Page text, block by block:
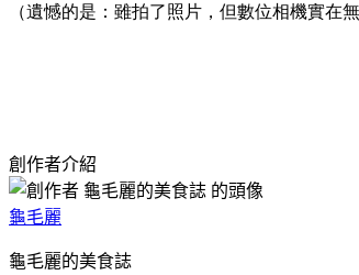
（遺憾的是：雖拍了照片，但數位相機實在
創作者介紹
龜毛麗
龜毛麗的美食誌